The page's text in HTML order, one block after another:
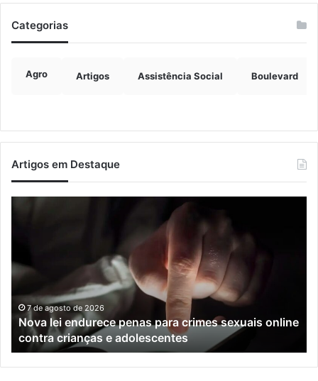
Categorias
Agro Artigos Assistência Social Boulevard
Artigos em Destaque
para
crimes
sexuais
online
contra
crianças
e
adolescentes
7 de agosto de 2026
Nova lei endurece penas para crimes sexuais online
contra crianças e adolescentes